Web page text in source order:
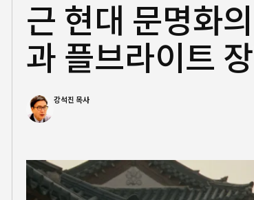
근 현대 문명화
과 플브라이트
강석진 목사